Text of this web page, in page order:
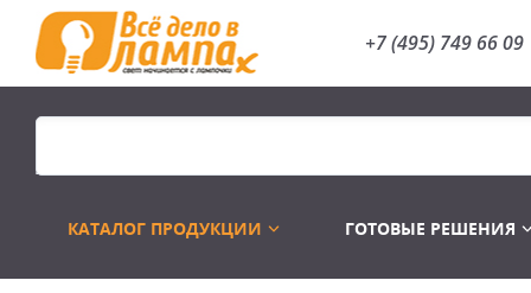
+7 (495) 749 66 09
КАТАЛОГ ПРОДУКЦИИ ГОТОВЫЕ РЕШЕНИЯ